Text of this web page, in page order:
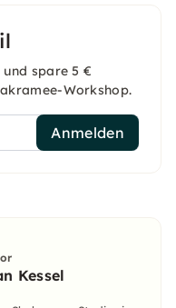
spare 5 €
Workshop.
Anmelden
Kessel